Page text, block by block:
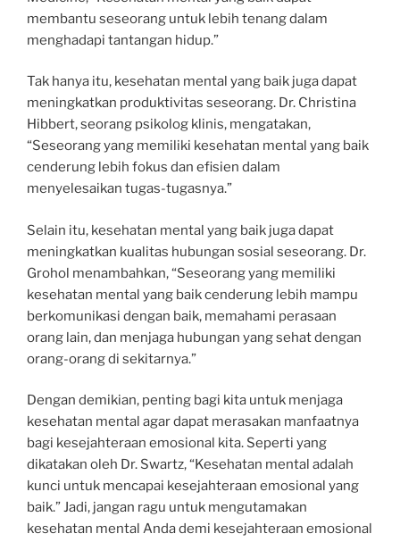
membantu seseorang untuk lebih tenang dalam
menghadapi tantangan hidup.”
Tak hanya itu, kesehatan mental yang baik juga dapat
meningkatkan produktivitas seseorang. Dr. Christina
Hibbert, seorang psikolog klinis, mengatakan,
“Seseorang yang memiliki kesehatan mental yang baik
cenderung lebih fokus dan efisien dalam
menyelesaikan tugas-tugasnya.”
Selain itu, kesehatan mental yang baik juga dapat
meningkatkan kualitas hubungan sosial seseorang. Dr.
Grohol menambahkan, “Seseorang yang memiliki
kesehatan mental yang baik cenderung lebih mampu
berkomunikasi dengan baik, memahami perasaan
orang lain, dan menjaga hubungan yang sehat dengan
orang-orang di sekitarnya.”
Dengan demikian, penting bagi kita untuk menjaga
kesehatan mental agar dapat merasakan manfaatnya
bagi kesejahteraan emosional kita. Seperti yang
dikatakan oleh Dr. Swartz, “Kesehatan mental adalah
kunci untuk mencapai kesejahteraan emosional yang
baik.” Jadi, jangan ragu untuk mengutamakan
kesehatan mental Anda demi kesejahteraan emosional